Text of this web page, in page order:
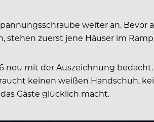
weiter an.
stehen zuerst jene Häuser im
neu mit der Auszeichnung
keinen weißen Handschuh,
Gäste glücklich macht.